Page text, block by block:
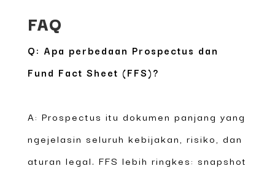
FAQ
Q: Apa perbedaan Prospectus dan
Fund Fact Sheet (FFS)?
A: Prospectus itu dokumen panjang yang
ngejelasin seluruh kebijakan, risiko, dan
aturan legal. FFS lebih ringkes: snapshot